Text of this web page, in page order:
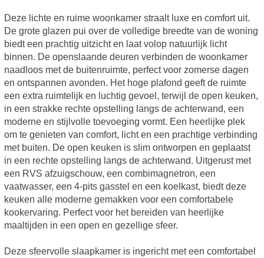
Deze lichte en ruime woonkamer straalt luxe en comfort uit.
De grote glazen pui over de volledige breedte van de woning
biedt een prachtig uitzicht en laat volop natuurlijk licht
binnen. De openslaande deuren verbinden de woonkamer
naadloos met de buitenruimte, perfect voor zomerse dagen
en ontspannen avonden. Het hoge plafond geeft de ruimte
een extra ruimtelijk en luchtig gevoel, terwijl de open keuken,
in een strakke rechte opstelling langs de achterwand, een
moderne en stijlvolle toevoeging vormt. Een heerlijke plek
om te genieten van comfort, licht en een prachtige verbinding
met buiten. De open keuken is slim ontworpen en geplaatst
in een rechte opstelling langs de achterwand. Uitgerust met
een RVS afzuigschouw, een combimagnetron, een
vaatwasser, een 4-pits gasstel en een koelkast, biedt deze
keuken alle moderne gemakken voor een comfortabele
kookervaring. Perfect voor het bereiden van heerlijke
maaltijden in een open en gezellige sfeer.
Deze sfeervolle slaapkamer is ingericht met een comfortabel